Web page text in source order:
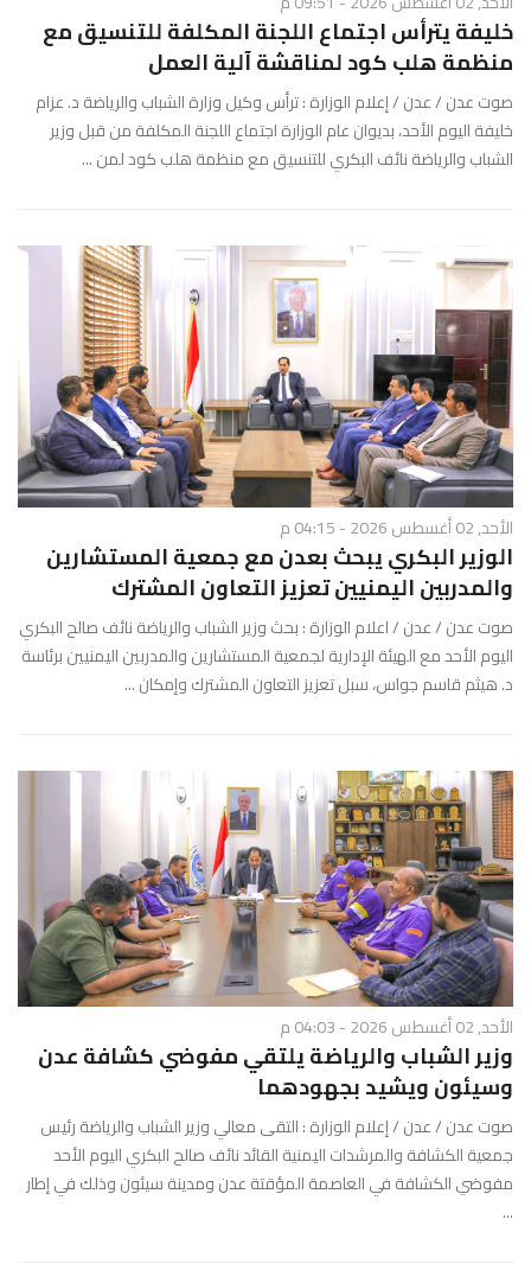
خليفة يترأس اجتماع اللجنة المكلفة للتنسيق مع
منظمة هلب كود لمناقشة آلية العمل
صوت عدن / عدن / إعلام الوزارة : ترأس وكيل وزارة الشباب والرياضة د. عزام
خليفة اليوم الأحد، بديوان عام الوزارة اجتماع اللجنة المكلفة من قبل وزير
الشباب والرياضة نائف البكري للتنسيق مع منظمة هلب كود لمن ...
الأحد, 02 أغسطس 2026 - 04:15 م
الوزير البكري يبحث بعدن مع جمعية المستشارين
والمدربين اليمنيين تعزيز التعاون المشترك
صوت عدن / عدن / اعلام الوزارة : بحث وزير الشباب والرياضة نائف صالح البكري
اليوم الأحد مع الهيئة الإدارية لجمعية المستشارين والمدربين اليمنيين برئاسة
د. هيثم قاسم جواس، سبل تعزيز التعاون المشترك وإمكان ...
الأحد, 02 أغسطس 2026 - 04:03 م
وزير الشباب والرياضة يلتقي مفوضي كشافة عدن
وسيئون ويشيد بجهودهما
صوت عدن / عدن / إعلام الوزارة : التقى معالي وزير الشباب والرياضة رئيس
جمعية الكشافة والمرشدات اليمنية القائد نائف صالح البكري اليوم الأحد
مفوضي الكشافة في العاصمة المؤقتة عدن ومدينة سيئون وذلك في إطار
...